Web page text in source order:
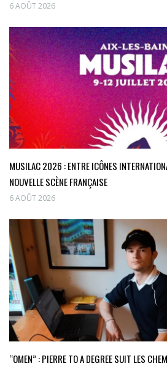
6 AOÛT 2026
MUSILAC 2026 : ENTRE ICÔNES
NOUVELLE SCÈNE FRANÇAISE
6 AOÛT 2026
“OMEN” : PIERRE TO A DEGREE SUIT LES